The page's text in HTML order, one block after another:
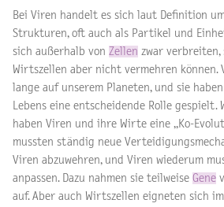
Bei Viren handelt es sich laut Definition
Strukturen, oft auch als Partikel und
sich außerhalb von Zellen zwar verbreiten,
Wirtszellen aber nicht vermehren können.
lange auf unserem Planeten, und sie
Lebens eine entscheidende Rolle gespielt.
haben Viren und ihre Wirte eine „Ko-
mussten ständig neue
Viren abzuwehren, und Viren wiederum
anpassen. Dazu nahmen sie teilweise Gene
auf. Aber auch Wirtszellen eigneten sich